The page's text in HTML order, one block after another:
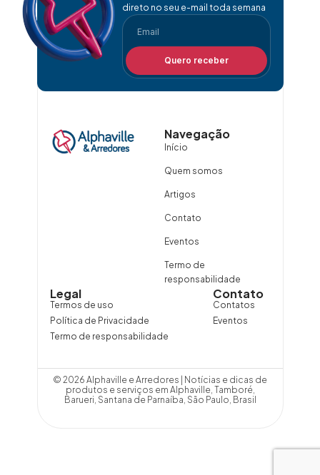
direto no seu e-mail toda semana
Quero receber
Navegação
Início
Quem somos
Artigos
Contato
Eventos
Termo de
responsabilidade
Contato
Contatos
Eventos
Legal
Termos de uso
Política de Privacidade
Termo de responsabilidade
© 2026 Alphaville e Arredores | Notícias e dicas de
produtos e serviços em Alphaville, Tamboré,
Barueri, Santana de Parnaíba, São Paulo, Brasil